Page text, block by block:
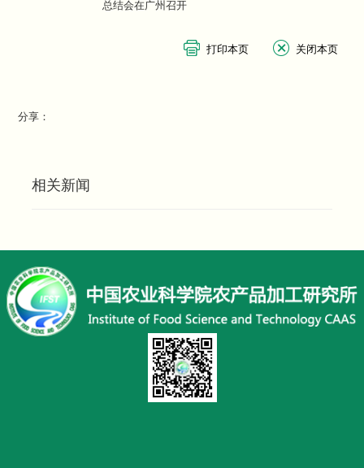
总结会在广州召开
分享：
相关新闻